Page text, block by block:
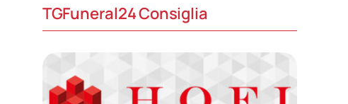
TGFuneral24 Consiglia